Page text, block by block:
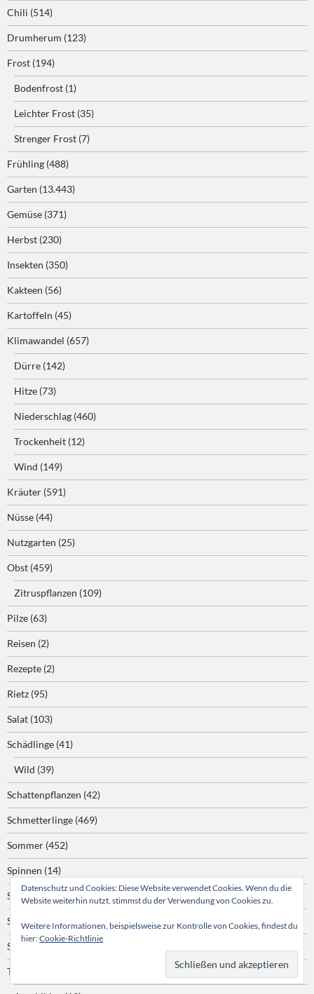
Chili (514)
Drumherum (123)
Frost (194)
Bodenfrost (1)
Leichter Frost (35)
Strenger Frost (7)
Frühling (488)
Garten (13.443)
Gemüse (371)
Herbst (230)
Insekten (350)
Kakteen (56)
Kartoffeln (45)
Klimawandel (657)
Dürre (142)
Hitze (73)
Niederschlag (460)
Trockenheit (12)
Wind (149)
Kräuter (591)
Nüsse (44)
Nutzgarten (25)
Obst (459)
Zitruspflanzen (109)
Pilze (63)
Reisen (2)
Rezepte (2)
Rietz (95)
Salat (103)
Schädlinge (41)
Wild (39)
Schattenpflanzen (42)
Schmetterlinge (469)
Sommer (452)
Spinnen (14)
Städtetouren (3)
Stauden (86)
Sträucher(260)
Tiere
Datenschutz und Cookies: Diese Website verwendet Cookies. Wenn du die
Website weiterhin nutzt, stimmst du der Verwendung von Cookies zu.
Weitere Informationen, beispielsweise zur Kontrolle von Cookies, findest du
hier:Cookie-Richtlinie